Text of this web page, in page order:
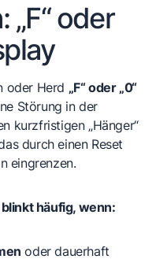
„F“ oder
oder Herd „F“ oder „0“
Störung in der
kurzfristigen „Hänger“
durch einen Reset
eingrenzen.
blinkt häufig, wenn:
oder dauerhaft